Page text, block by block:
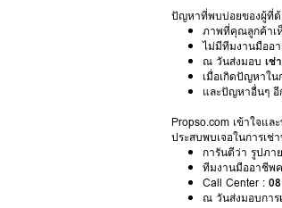
ปัญหาที่พบบ่อยของผู้ที่ต้
ภาพที่คุณลูกค้าเ
ไม่มีทีมงานมืออา
ณ วันส่งมอบ เช่
เมื่อเกิดปัญหาใน
และปัญหาอื่นๆ อี
Propso.com เข้าใจแ
ประสบพบเจอในการเช่
การันตีว่า รูปภา
ทีมงานมืออาชีพ
Call Center :
ณ วันส่งมอบการ